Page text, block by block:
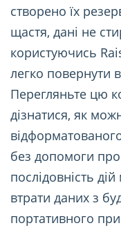
створено їх
щастя, дані не
користуючись
легко повернути
Перегляньте цю
дізнатися, як
без допомоги
послідовність
втрати даних з
портативного